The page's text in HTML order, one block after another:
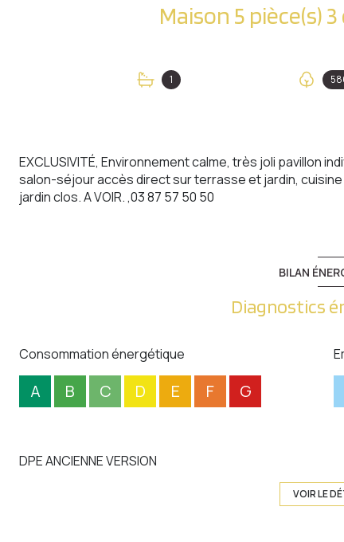
1
EXCLUSIVITÉ, Environnement calme, très joli pavillon
salon-séjour accès direct sur terrasse et jardin,
jardin clos. A VOIR. ,03 87 57 50 50
BILAN
Diagnostics
Consommation énergétique
A B C D E F G
DPE ANCIENNE VERSION
VOIR LE